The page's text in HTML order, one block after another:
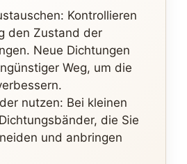
Kontrollieren
den Zustand der
Neue Dichtungen
Weg, um die
nutzen: Bei kleinen
die Sie
und anbringen